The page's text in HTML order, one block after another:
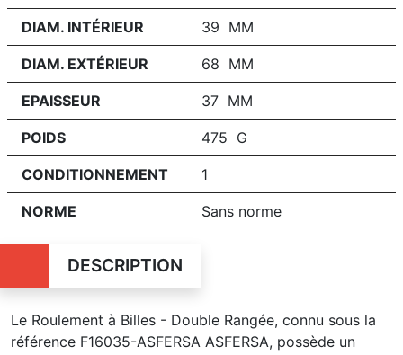
DIAM. INTÉRIEUR 39 MM
DIAM. EXTÉRIEUR 68 MM
EPAISSEUR 37 MM
POIDS 475 G
CONDITIONNEMENT 1
NORME Sans norme
DESCRIPTION
Le Roulement à Billes - Double Rangée, connu sous la
référence F16035-ASFERSA ASFERSA, possède un